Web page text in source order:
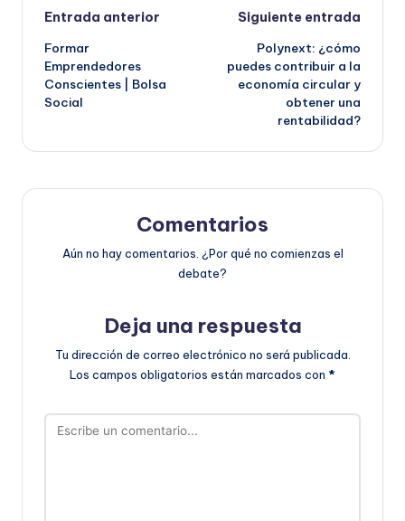
Navegación
de
entradas
Entrada anterior
Formar
Emprendedores
Conscientes | Bolsa
Social
Siguiente entrada
Polynext: ¿cómo
puedes contribuir a la
economía circular y
obtener una
rentabilidad?
Comentarios
Aún no hay comentarios. ¿Por qué no comienzas el
debate?
Deja una respuesta
Tu dirección de correo electrónico no será publicada.
Los campos obligatorios están marcados con *